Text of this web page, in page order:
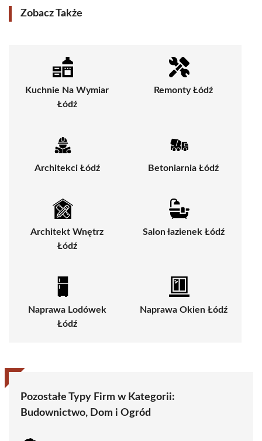
Zobacz Także
Kuchnie Na Wymiar
Łódź
Remonty Łódź
Architekci Łódź Betoniarnia Łódź
Architekt Wnętrz
Łódź
Salon łazienek Łódź
Naprawa Lodówek
Łódź
Naprawa Okien Łódź
Pozostałe Typy Firm w Kategorii:
Budownictwo, Dom i Ogród